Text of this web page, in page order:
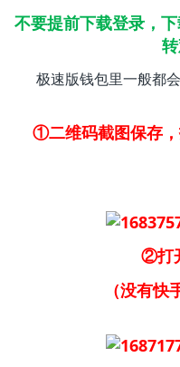
不要提前下载登录，
极速版钱包里一般都会
①二维码截图保存
②打开快
（没有快手极